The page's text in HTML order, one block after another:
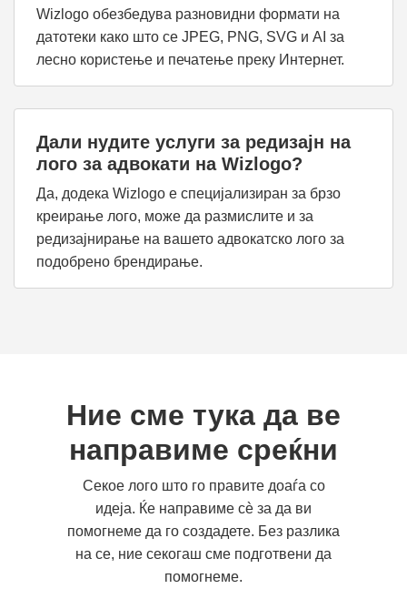
Wizlogo обезбедува разновидни формати на
датотеки како што се JPEG, PNG, SVG и AI за
лесно користење и печатење преку Интернет.
Дали нудите услуги за редизајн на
лого за адвокати на Wizlogo?
Да, додека Wizlogo е специјализиран за брзо
креирање лого, може да размислите и за
редизајнирање на вашето адвокатско лого за
подобрено брендирање.
Ние сме тука да ве
направиме среќни
Секое лого што го правите доаѓа со
идеја. Ќе направиме сè за да ви
помогнеме да го создадете. Без разлика
на се, ние секогаш сме подготвени да
помогнеме.